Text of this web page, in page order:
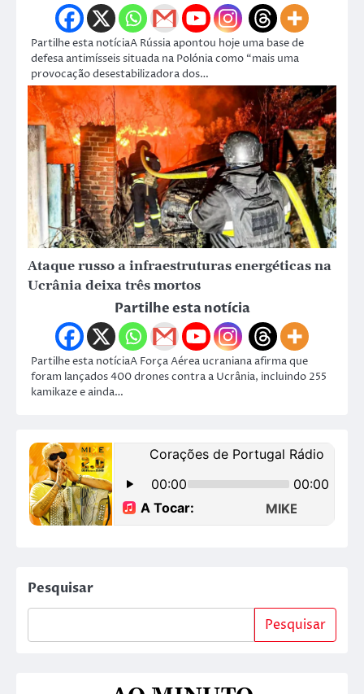
Partilhe esta notíciaA Rússia apontou hoje uma base de
defesa antimísseis situada na Polónia como “mais uma
provocação desestabilizadora dos…
Ataque russo a infraestruturas energéticas na
Ucrânia deixa três mortos
Partilhe esta notícia
Partilhe esta notíciaA Força Aérea ucraniana afirma que
foram lançados 400 drones contra a Ucrânia, incluindo 255
kamikaze e ainda…
Pesquisar
Pesquisar